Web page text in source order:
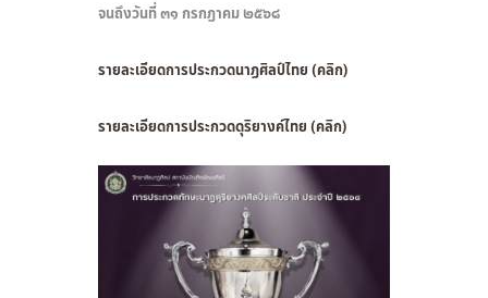
จนถึงวันที่ ๓๑ กรกฎาคม ๒๕๖๘
รายละเอียดการประกวดนาฏศิลป์ไทย (คลิก)
รายละเอียดการประกวดดุริยางค์ไทย (คลิก)